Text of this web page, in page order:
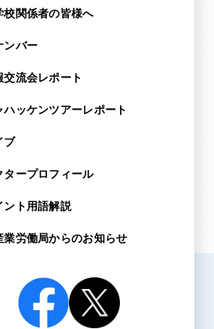
校関係者の皆様へ
ンバー
交流会レポート
ハッケンツアーレポート
ブ
タープロフィール
ント用語解説
業労働局からのお知らせ